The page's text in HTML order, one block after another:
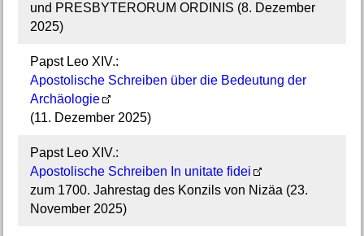
und PRESBYTERORUM ORDINIS (8. Dezember
2025)
Papst Leo XIV.:
Apostolische Schreiben über die Bedeutung der
Archäologie
(11. Dezember 2025)
Papst Leo XIV.:
Apostolische Schreiben In unitate fidei
zum 1700. Jahrestag des Konzils von Nizäa (23.
November 2025)